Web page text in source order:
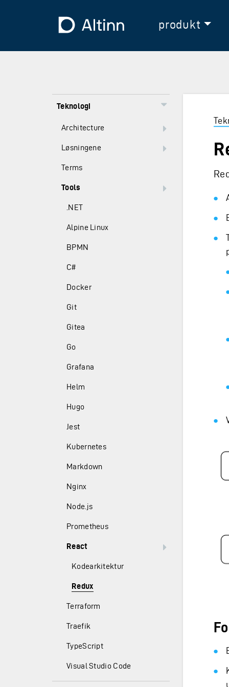
Til forsidenprodukt
Teknologi
Architecture
Løsningene
Terms
Tools
.NET
Alpine Linux
BPMN
C#
Docker
Git
Gitea
Go
Grafana
Helm
Hugo
Jest
Kubernetes
Markdown
Nginx
Node.js
Prometheus
React
Kodearkitektur
Redux
Terraform
Traefik
TypeScript
Visual Studio Code